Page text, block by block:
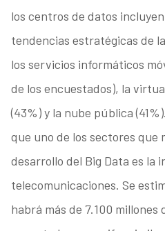
los centros de datos
tendencias estratégicas de
los servicios informáticos
de los encuestados), la
(43%) y la nube pública
que uno de los sectores que
desarrollo del Big Data es la
telecomunicaciones. Se
habrá más de 7.100 millones